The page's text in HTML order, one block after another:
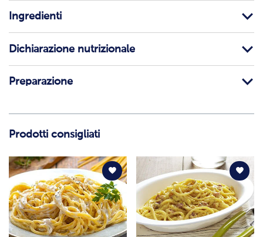
Ingredienti
Dichiarazione nutrizionale
Preparazione
Prodotti consigliati